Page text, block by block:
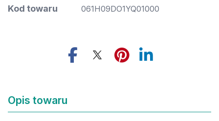
Kod towaru 061H09DO1YQ01000
Opis towaru